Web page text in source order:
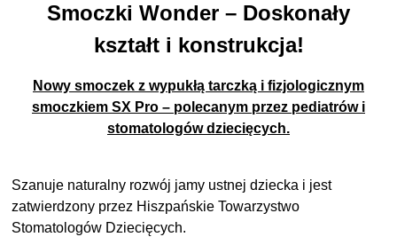
Smoczki Wonder – Doskonały
kształt i konstrukcja!
Nowy smoczek z wypukłą tarczką i fizjologicznym
smoczkiem SX Pro – polecanym przez pediatrów i
stomatologów dziecięcych.
Szanuje naturalny rozwój jamy ustnej dziecka i jest
zatwierdzony przez Hiszpańskie Towarzystwo
Stomatologów Dziecięcych.